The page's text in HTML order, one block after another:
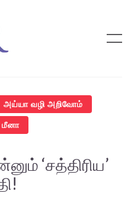
அய்யா வழி அறிவோம்
மீனா
‘சத்திரிய’